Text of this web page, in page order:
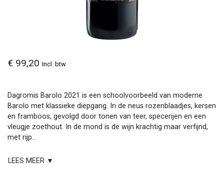
€ 99,20 Incl. btw
Dagromis Barolo 2021 is een schoolvoorbeeld van moderne
Barolo met klassieke diepgang. In de neus rozenblaadjes, kersen
en framboos, gevolgd door tonen van teer, specerijen en een
vleugje zoethout. In de mond is de wijn krachtig maar verfijnd,
met rijp...
LEES MEER ▼